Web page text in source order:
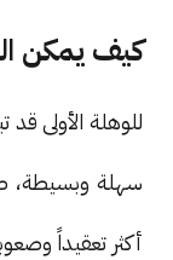
كيف يمكن
للوهلة الأولى
سهلة وبسيطة،
أكثر تعقيداً